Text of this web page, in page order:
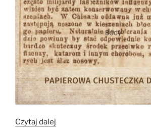
Czytaj dalej